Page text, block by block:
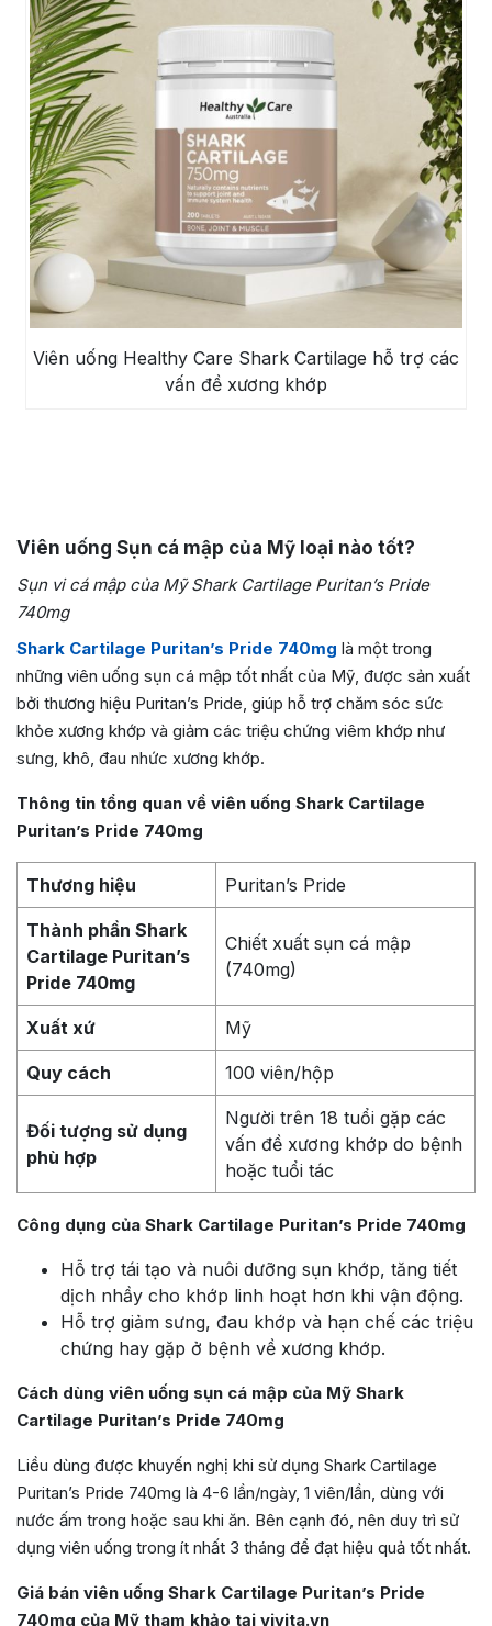
Viên uống Healthy Care Shark Cartilage hỗ trợ các
vấn đề xương khớp
Viên uống Sụn cá mập của Mỹ loại nào tốt?
Sụn vi cá mập của Mỹ Shark Cartilage Puritan’s Pride
740mg
Shark Cartilage Puritan’s Pride 740mg là một trong
những viên uống sụn cá mập tốt nhất của Mỹ, được sản xuất
bởi thương hiệu Puritan’s Pride, giúp hỗ trợ chăm sóc sức
khỏe xương khớp và giảm các triệu chứng viêm khớp như
sưng, khô, đau nhức xương khớp.
Thông tin tổng quan về viên uống Shark Cartilage
Puritan’s Pride 740mg
Thương hiệu Puritan’s Pride
Thành phần Shark
Cartilage Puritan’s
Pride 740mg
Chiết xuất sụn cá mập
(740mg)
Xuất xứ Mỹ
Quy cách 100 viên/hộp
Đối tượng sử dụng
phù hợp
Người trên 18 tuổi gặp các
vấn đề xương khớp do bệnh
hoặc tuổi tác
Công dụng của Shark Cartilage Puritan’s Pride 740mg
Hỗ trợ tái tạo và nuôi dưỡng sụn khớp, tăng tiết
dịch nhầy cho khớp linh hoạt hơn khi vận động.
Hỗ trợ giảm sưng, đau khớp và hạn chế các triệu
chứng hay gặp ở bệnh về xương khớp.
Cách dùng viên uống sụn cá mập của Mỹ Shark
Cartilage Puritan’s Pride 740mg
Liều dùng được khuyến nghị khi sử dụng Shark Cartilage
Puritan’s Pride 740mg là 4-6 lần/ngày, 1 viên/lần, dùng với
nước ấm trong hoặc sau khi ăn. Bên cạnh đó, nên duy trì sử
dụng viên uống trong ít nhất 3 tháng để đạt hiệu quả tốt nhất.
Giá bán viên uống Shark Cartilage Puritan’s Pride
740mg của Mỹ tham khảo tại vivita.vn